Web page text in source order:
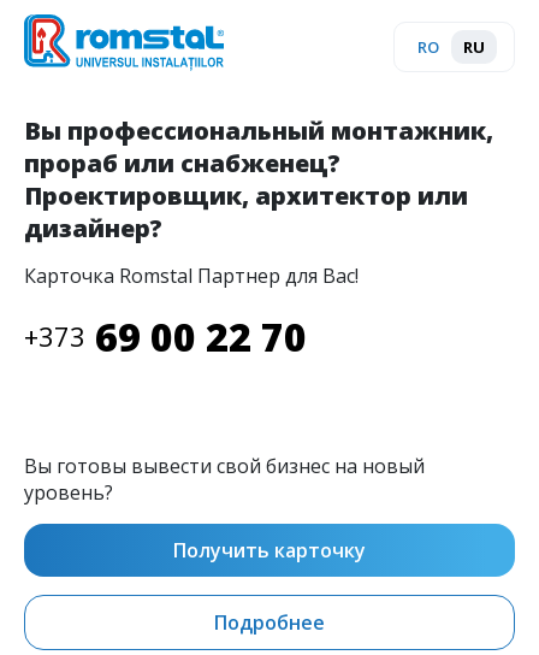
Перейти к основному содержанию
RO RU
Вы профессиональный монтажник,
прораб или снабженец?
Проектировщик, архитектор или
дизайнер?
Карточка Romstal Партнер для Вас!
+373 69 00 22 70
Вы готовы вывести свой бизнес на новый
уровень?
Получить карточку
Подробнее